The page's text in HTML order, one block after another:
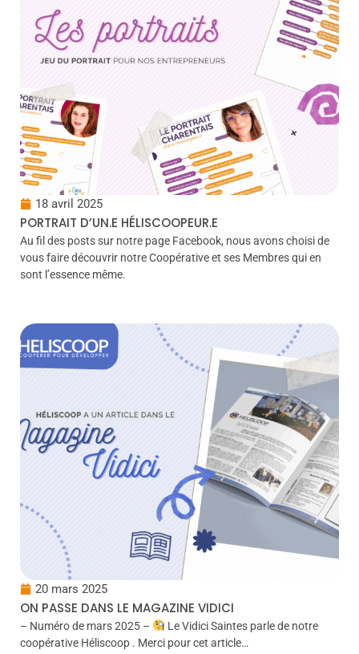
18 avril 2025
PORTRAIT D’UN.E HÉLISCOOPEUR.E
Au fil des posts sur notre page Facebook, nous avons choisi de
vous faire découvrir notre Coopérative et ses Membres qui en
sont l’essence même.
20 mars 2025
ON PASSE DANS LE MAGAZINE VIDICI
– Numéro de mars 2025 –
Le Vidici Saintes parle de notre
coopérative Héliscoop . Merci pour cet article…